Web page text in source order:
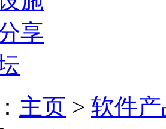
享
主页 > 软件